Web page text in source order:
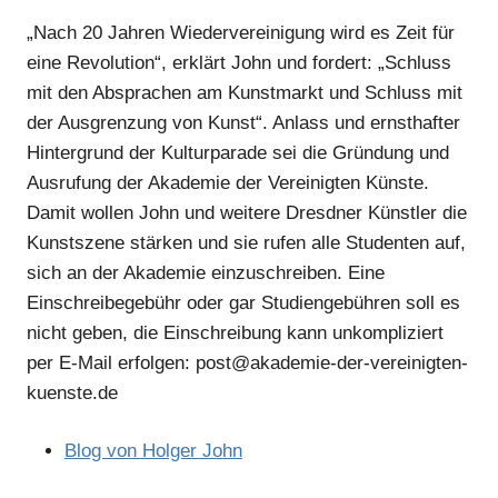
„Nach 20 Jahren Wiedervereinigung wird es Zeit für
eine Revolution“, erklärt John und fordert: „Schluss
mit den Absprachen am Kunstmarkt und Schluss mit
der Ausgrenzung von Kunst“. Anlass und ernsthafter
Hintergrund der Kulturparade sei die Gründung und
Ausrufung der Akademie der Vereinigten Künste.
Damit wollen John und weitere Dresdner Künstler die
Kunstszene stärken und sie rufen alle Studenten auf,
sich an der Akademie einzuschreiben. Eine
Einschreibegebühr oder gar Studiengebühren soll es
nicht geben, die Einschreibung kann unkompliziert
per E-Mail erfolgen: post@akademie-der-vereinigten-
kuenste.de
Blog von Holger John